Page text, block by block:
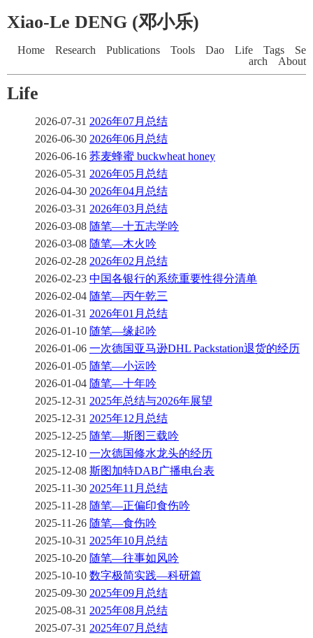
Xiao-Le DENG (邓小乐)
Home Research Publications Tools Dao Life Tags
Se
arch
About
Life
2026-07-31 2026年07月总结
2026-06-30 2026年06月总结
2026-06-16 荞麦蜂蜜 buckwheat honey
2026-05-31 2026年05月总结
2026-04-30 2026年04月总结
2026-03-31 2026年03月总结
2026-03-08 随笔—十五志学吟
2026-03-08 随笔—木火吟
2026-02-28 2026年02月总结
2026-02-23 中国各银行的系统重要性得分清单
2026-02-04 随笔—丙午乾三
2026-01-31 2026年01月总结
2026-01-10 随笔—缘起吟
2026-01-06 一次德国亚马逊DHL Packstation退货的经历
2026-01-05 随笔—小运吟
2026-01-04 随笔—十年吟
2025-12-31 2025年总结与2026年展望
2025-12-31 2025年12月总结
2025-12-25 随笔—斯图三载吟
2025-12-10 一次德国修水龙头的经历
2025-12-08 斯图加特DAB广播电台表
2025-11-30 2025年11月总结
2025-11-28 随笔—正偏印食伤吟
2025-11-26 随笔—食伤吟
2025-10-31 2025年10月总结
2025-10-20 随笔—往事如风吟
2025-10-10 数字极简实践—科研篇
2025-09-30 2025年09月总结
2025-08-31 2025年08月总结
2025-07-31 2025年07月总结